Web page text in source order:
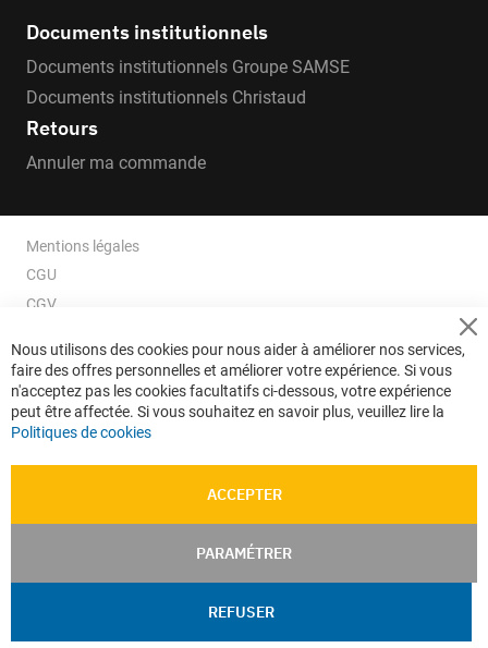
Documents institutionnels
Documents institutionnels Groupe SAMSE
Documents institutionnels Christaud
Retours
Annuler ma commande
Mentions légales
CGU
CGV
Données personnelles
Confidentialité
Plan du site
Nous utilisons des cookies pour nous aider à améliorer nos services,
faire des offres personnelles et améliorer votre expérience. Si vous
n'acceptez pas les cookies facultatifs ci-dessous, votre expérience
peut être affectée. Si vous souhaitez en savoir plus, veuillez lire la
Politiques de cookies
ACCEPTER
PARAMÉTRER
REFUSER